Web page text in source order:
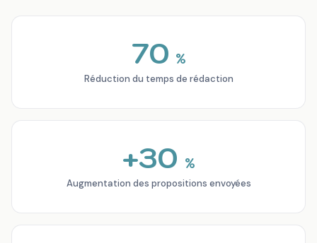
70 %
Réduction du temps de rédaction
+30 %
Augmentation des propositions envoyées